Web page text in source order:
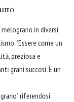
in diversi
"Essere come un
preziosa e
grani succosi. È un
riferendosi